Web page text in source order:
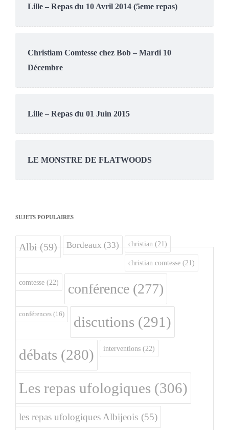
Lille – Repas du 10 Avril 2014 (5eme repas)
Christiam Comtesse chez Bob – Mardi 10
Décembre
Lille – Repas du 01 Juin 2015
LE MONSTRE DE FLATWOODS
SUJETS POPULAIRES
Albi(59) Bordeaux(33) christian (21)
christian comtesse (21)
comtesse (22) conférence (277)
conférences (16) discutions (291)
débats (280) interventions (22)
Les repas ufologiques (306)
les repas ufologiques Albijeois (55)